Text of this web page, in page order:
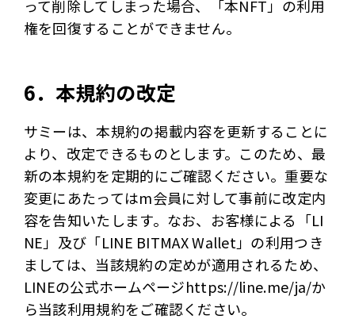
って削除してしまった場合、「本NFT」の利用
権を回復することができません。
6．本規約の改定
サミーは、本規約の掲載内容を更新することに
より、改定できるものとします。このため、最
新の本規約を定期的にご確認ください。重要な
変更にあたってはm会員に対して事前に改定内
容を告知いたします。なお、お客様による「LI
NE」及び「LINE BITMAX Wallet」の利用つき
ましては、当該規約の定めが適用されるため、
LINEの公式ホームページhttps://line.me/ja/か
ら当該利用規約をご確認ください。